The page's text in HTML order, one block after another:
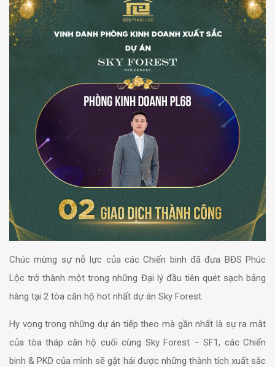
Chúc mừng sự nỗ lực của các Chiến binh đã đưa BĐS Phúc
Lộc trở thành một trong những Đại lý đầu tiên quét sạch bảng
hàng tại 2 tòa căn hộ hot nhất dự án Sky Forest.
Hy vọng trong những dự án tiếp theo mà gần nhất là sự ra mắt
của tòa tháp căn hộ cuối cùng Sky Forest – SF1, các Chiến
binh & PKD của mình sẽ gặt hái được những thành tích xuất sắc